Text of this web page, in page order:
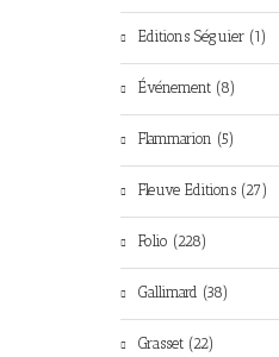
Editions Séguier (1)
Événement (8)
Flammarion (5)
Fleuve Editions (27)
Folio (228)
Gallimard (38)
Grasset (22)